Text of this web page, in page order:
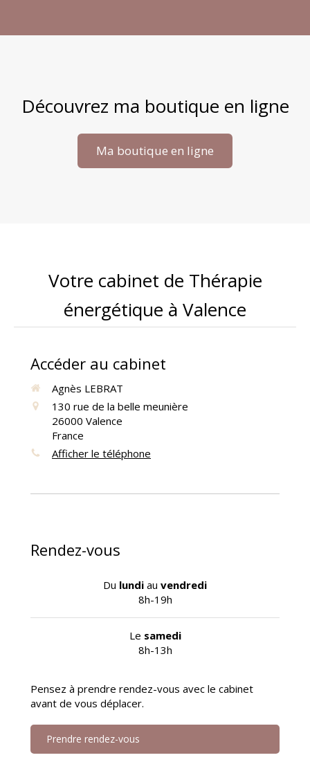
Découvrez ma boutique en ligne
Ma boutique en ligne
Votre cabinet de Thérapie
énergétique à Valence
Accéder au cabinet
Agnès LEBRAT
130 rue de la belle meunière
26000 Valence
France
Afficher le téléphone
Rendez-vous
Du lundi au vendredi
8h-19h
Le samedi
8h-13h
Pensez à prendre rendez-vous avec le cabinet
avant de vous déplacer.
Prendre rendez-vous